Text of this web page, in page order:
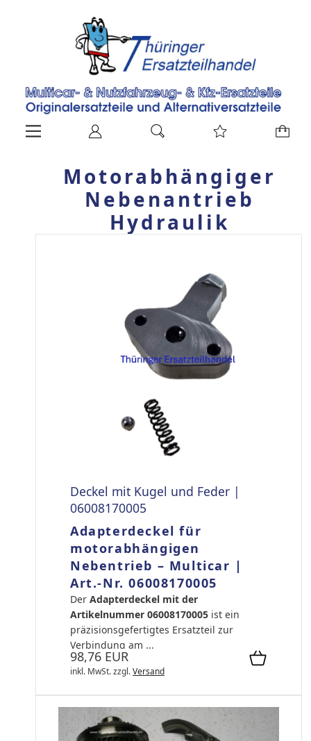
Motorabhängiger
Nebenantrieb
Hydraulik
Deckel mit Kugel und Feder |
06008170005
Adapterdeckel für
motorabhängigen
Nebentrieb – Multicar |
Art.-Nr. 06008170005
Der Adapterdeckel mit der
Artikelnummer 06008170005 ist ein
präzisionsgefertigtes Ersatzteil zur
Verbindung am ...
98,76 EUR
inkl. MwSt.zzgl.Versand